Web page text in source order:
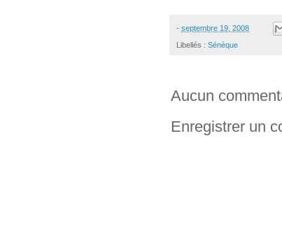
- septembre 19, 2008
Libellés : Sénèque
Aucun
Enregistrer un